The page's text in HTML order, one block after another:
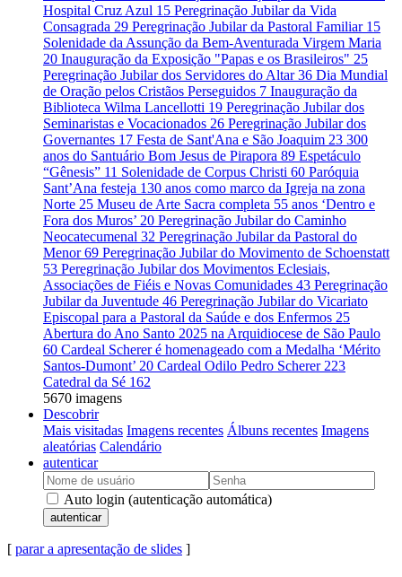
Hospital Cruz Azul 15 Peregrinação Jubilar da Vida
Consagrada 29 Peregrinação Jubilar da Pastoral Familiar 15
Solenidade da Assunção da Bem-Aventurada Virgem Maria
20 Inauguração da Exposição "Papas e os Brasileiros" 25
Peregrinação Jubilar dos Servidores do Altar36 Dia Mundial
de Oração pelos Cristãos Perseguidos 7 Inauguração da
Biblioteca Wilma Lancellotti 19 Peregrinação Jubilar dos
Seminaristas e Vocacionados 26 Peregrinação Jubilar dos
Governantes 17 Festa de Sant'Ana e São Joaquim 23 300
anos do Santuário Bom Jesus de Pirapora 89 Espetáculo
“Gênesis” 11 Solenidade de Corpus Christi 60 Paróquia
Sant’Ana festeja 130 anos como marco da Igreja na zona
Norte 25 Museu de Arte Sacra completa 55 anos ‘Dentro e
Fora dos Muros’ 20 Peregrinação Jubilar do Caminho
Neocatecumenal 32 Peregrinação Jubilar da Pastoral do
Menor69 Peregrinação Jubilar do Movimento de Schoenstatt
53 Peregrinação Jubilar dos Movimentos Eclesiais,
Associações de Fiéis e Novas Comunidades 43 Peregrinação
Jubilar da Juventude 46 Peregrinação Jubilar do Vicariato
Episcopal para a Pastoral da Saúde e dos Enfermos 25
Abertura do Ano Santo 2025 na Arquidiocese de São Paulo
60 Cardeal Scherer é homenageado com a Medalha ‘Mérito
Santos-Dumont’ 20 Cardeal Odilo Pedro Scherer 223
Catedral da Sé 162
5670 imagens
Descobrir
Mais visitadas Imagens recentes Álbuns recentes Imagens
aleatórias Calendário
autenticar
Auto login (autenticação automática)
autenticar
[ parar a apresentação de slides ]